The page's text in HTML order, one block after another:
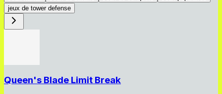
jeux de tower defense
Queen's Blade Limit Break